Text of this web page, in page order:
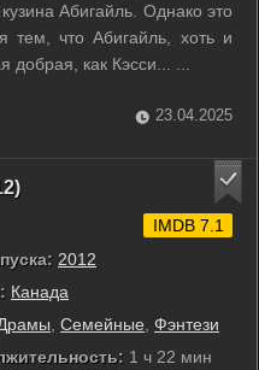
Абигайль. Однако это
тем, что Абигайль, хоть и
добрая, как Кэсси... ...
23.04.2025
2012
Канада
Семейные Фэнтези
1 ч 22 мин
IMDB 7.1